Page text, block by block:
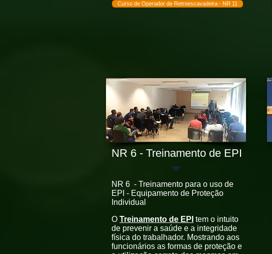
Curso de Operador de Retroescavadeira - NR 11
NR 6 - Treinamento de EPI
NR 6 - Treinamento para o uso de
EPI - Equipamento de Proteção
Individual
O Treinamento de EPI tem o intuito
de prevenir a saúde e a integridade
física do trabalhador. Mostrando aos
funcionários as formas de proteção e